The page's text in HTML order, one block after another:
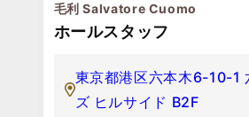
毛利 Salvatore Cuomo
ホールスタッフ
東京都港区六本木6-10-1
ズ ヒルサイド B2F